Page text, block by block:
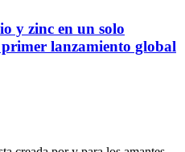
y zinc en un solo
lanzamiento global